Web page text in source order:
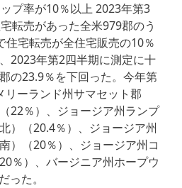
プ率が10％以上 2023年第3
転売があった全米979郡のう
住宅転売が全住宅販売の10％
2023年第2四半期に測定に十
の23.9％を下回った。今年第
ーランド州サマセット郡
22％）、ジョージア州ランプ
）（20.4％）、ジョージア州
）（20％）、ジョージア州コ
％）、バージニア州ホープウ
った。